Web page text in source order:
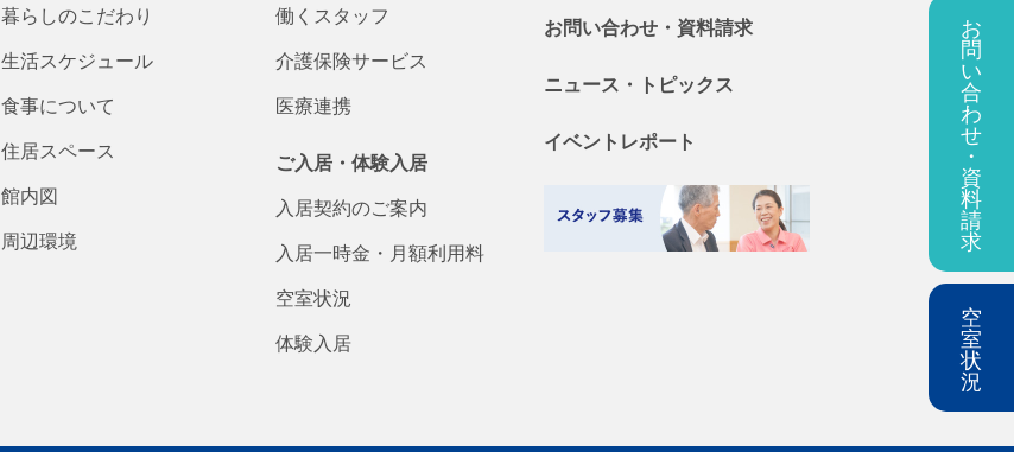
お
問
い
合
わ
せ
・
資
料
請
求
空
室
状
況
暮らしのこだわり
生活スケジュール
食事について
住居スペース
館内図
周辺環境
働くスタッフ
介護保険サービス
医療連携
ご入居・体験入居
入居契約のご案内
入居一時金・ 月額利用料
空室状況
体験入居
お問い合わせ・ 資料請求
ニュース・ トピックス
イベントレポート